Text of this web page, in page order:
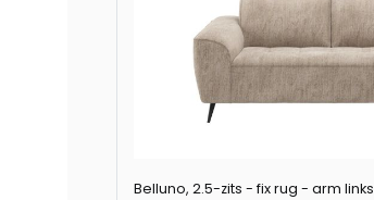
Belluno, 2.5-zits - fix rug - arm links